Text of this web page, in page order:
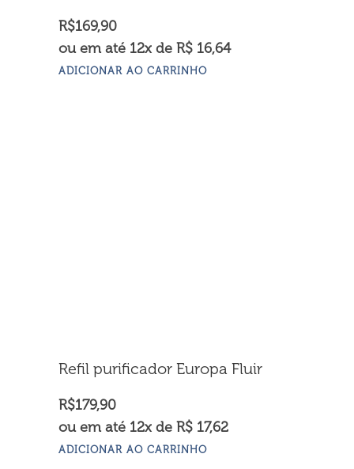
R$169,90
ou em até 12x de R$ 16,64
ADICIONAR AO CARRINHO
Refil purificador Europa Fluir
R$179,90
ou em até 12x de R$ 17,62
ADICIONAR AO CARRINHO